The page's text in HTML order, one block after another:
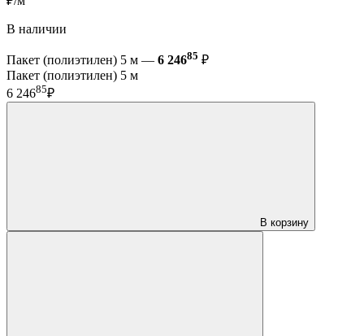
В наличии
Пакет (полиэтилен) 5 м — 6 24685 ₽
Пакет (полиэтилен) 5 м
6 24685₽
В корзину